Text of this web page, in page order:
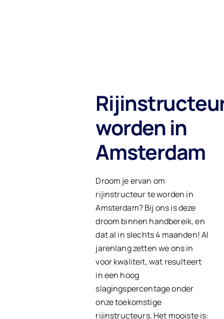
worden in
Amsterdam
Droom je ervan om
rijinstructeur te worden in
Amsterdam? Bij ons is deze
droom binnen handbereik, en
dat al in slechts 4 maanden! Al
jarenlang zetten we ons in
voor kwaliteit, wat resulteert
in een hoog
slagingspercentage onder
onze toekomstige
rijinstructeurs. Het mooiste is: